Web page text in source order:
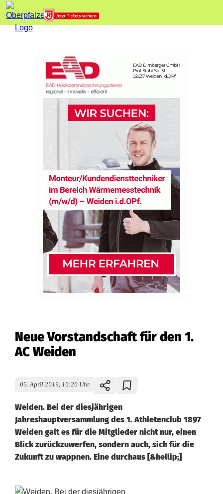
Neue Vorstandschaft für den 1.
AC Weiden
05. April 2019, 10:20 Uhr
Weiden. Bei der diesjährigen
Jahreshauptversammlung des 1. Athletenclub 1897
Weiden galt es für die Mitglieder nicht nur, einen
Blick zurückzuwerfen, sondern auch, sich für die
Zukunft zu wappnen. Eine durchaus [&hellip;]